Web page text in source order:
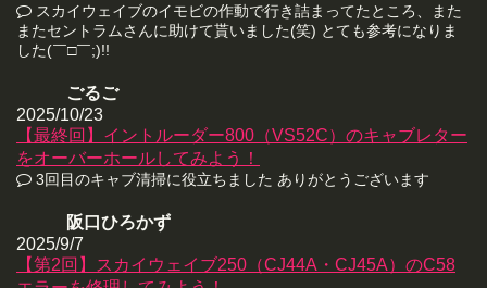
スカイウェイブのイモビの作動で行き詰まってたところ、また
またセントラムさんに助けて貰いました(笑) とても参考になりま
した(￣□￣;)!!
ごるご
2025/10/23
【最終回】イントルーダー800（VS52C）のキャブレター
をオーバーホールしてみよう！
3回目のキャブ清掃に役立ちました ありがとうございます
阪口ひろかず
2025/9/7
【第2回】スカイウェイブ250（CJ44A・CJ45A）のC58